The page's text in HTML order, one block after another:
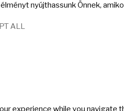
nyújthassunk Önnek,
ALL
experience while you